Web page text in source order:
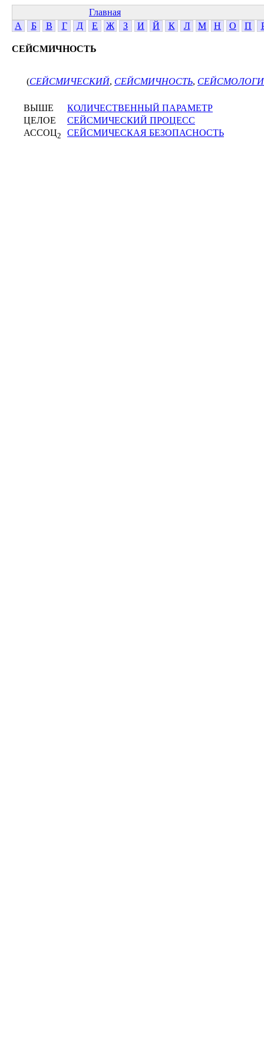
Главная
А
Б В Г Д Е Ж З И Й К Л М Н О П
СЕЙСМИЧНОСТЬ
(СЕЙСМИЧЕСКИЙ, СЕЙСМИЧНОСТЬ,
ВЫШЕ
КОЛИЧЕСТВЕННЫЙ ПАРАМЕТР
ЦЕЛОЕ
СЕЙСМИЧЕСКИЙ ПРОЦЕСС
АССОЦ2 СЕЙСМИЧЕСКАЯ БЕЗОПАСНОСТЬ